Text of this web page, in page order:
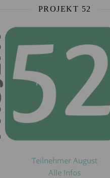
PROJEKT 52
Teilnehmer August
Alle Infos